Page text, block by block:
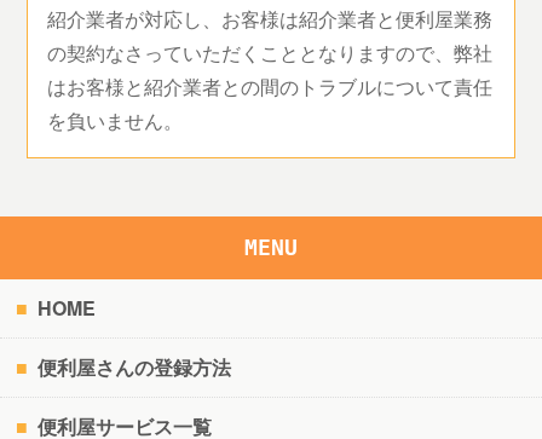
紹介業者が対応し、お客様は紹介業者と便利屋業務
の契約なさっていただくこととなりますので、弊社
はお客様と紹介業者との間のトラブルについて責任
を負いません。
MENU
HOME
便利屋さんの登録方法
便利屋サービス一覧